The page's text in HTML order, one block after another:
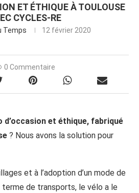
ET ÉTHIQUE À TOULOUSE
CYCLES-RE
Temps 12 février 2020
0 Commentaire
d’occasion et éthique, fabriqué
? Nous avons la solution pour
et à l’adoption d’un mode de
de transports, le vélo a le